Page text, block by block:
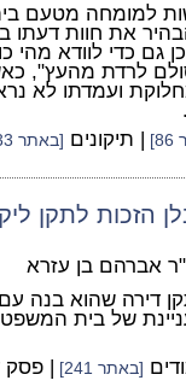
למומחה מטעם
את חוות דעתו
גם כדי לוודא מהי
לרדת מהעץ",
ועמדתו לא
| תיקונים [באתר 33]
הזכות לתקן
אברהם בן עזרא
דירה שהוא בנה עם
של בית המשפט
[באתר 241] | פסק